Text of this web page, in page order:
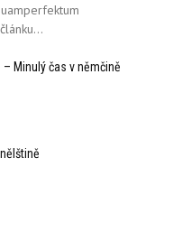
Minulý čas v němčině